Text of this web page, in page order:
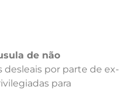
de não
desleais por parte de ex-
para